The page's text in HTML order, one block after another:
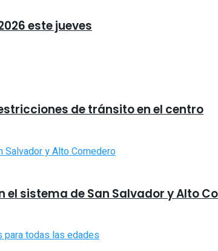
este jueves
de tránsito en el centro
sistema de San Salvador y Alto